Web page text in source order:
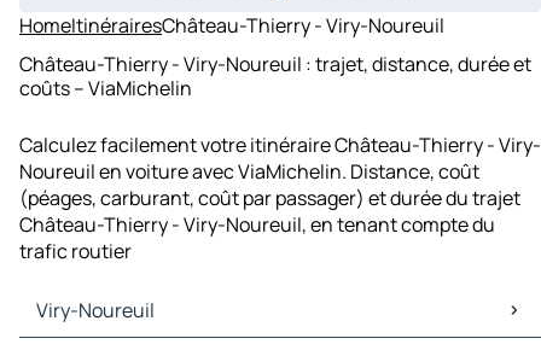
HomeItinérairesChâteau-Thierry - Viry-Noureuil
Château-Thierry - Viry-Noureuil : trajet, distance, durée et
coûts – ViaMichelin
Calculez facilement votre itinéraire Château-Thierry - Viry-
Noureuil en voiture avec ViaMichelin. Distance, coût
(péages, carburant, coût par passager) et durée du trajet
Château-Thierry - Viry-Noureuil, en tenant compte du
trafic routier
Viry-Noureuil